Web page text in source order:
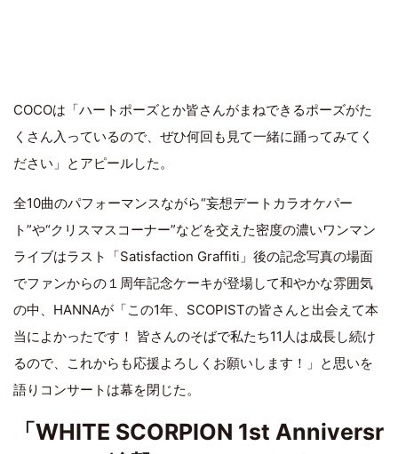
COCOは「ハートポーズとか皆さんがまねできるポーズがた
くさん入っているので、ぜひ何回も見て一緒に踊ってみてく
ださい」とアピールした。
全10曲のパフォーマンスながら“妄想デートカラオケパー
ト”や“クリスマスコーナー”などを交えた密度の濃いワンマン
ライブはラスト「Satisfaction Graffiti」後の記念写真の場面
でファンからの１周年記念ケーキが登場して和やかな雰囲気
の中、HANNAが「この1年、SCOPISTの皆さんと出会えて本
当によかったです！ 皆さんのそばで私たち11人は成長し続け
るので、これからも応援よろしくお願いします！」と思いを
語りコンサートは幕を閉じた。
「WHITE SCORPION 1st Anniversr